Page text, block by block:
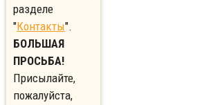
разделе
"Контакты".
БОЛЬШАЯ
ПРОСЬБА!
Присылайте,
пожалуйста,